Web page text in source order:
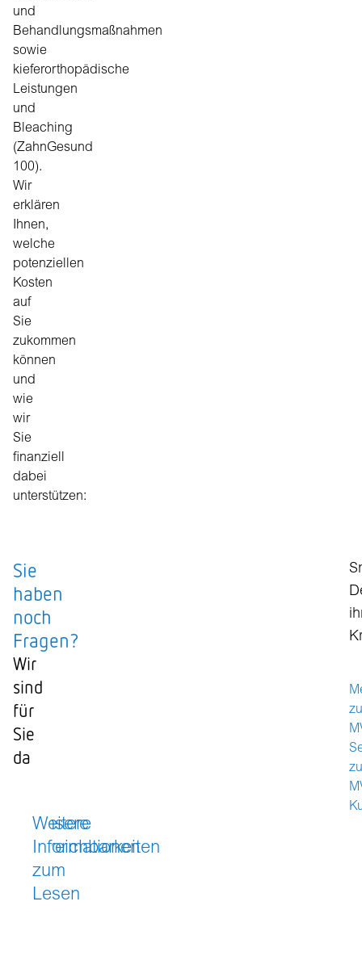
und
Behandlungsmaßnahmen
sowie
kieferorthopädische
Leistungen
und
Bleaching
(ZahnGesund
100).
Wir
erklären
Ihnen,
welche
potenziellen
Kosten
auf
Sie
zukommen
können
und
wie
wir
Sie
finanziell
dabei
unterstützen:
Sie
haben
noch
Fragen?
Wir
sind
für
Sie
da
Unsere
Erreichbarkeiten
Telefon:
089
Weitere
Informationen
zum
Lesen